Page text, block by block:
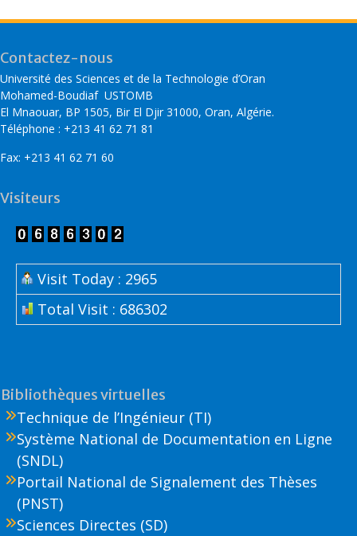
Contactez-nous
Université des Sciences et de la Technologie d’Oran
Mohamed-Boudiaf USTOMB
El Mnaouar, BP 1505, Bir El Djir 31000, Oran, Algérie.
Téléphone : +213 41 62 71 81
Fax: +213 41 62 71 60
Visiteurs
Visit Today : 2965
Total Visit : 686302
Bibliothèques virtuelles
Technique de l’Ingénieur (TI)
Système National de Documentation en Ligne
(SNDL)
Portail National de Signalement des Thèses
(PNST)
Sciences Directes (SD)